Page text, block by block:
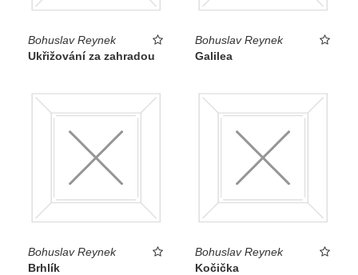
Bohuslav Reynek
Ukřižování za zahradou
Bohuslav Reynek
Galilea
Bohuslav Reynek
Brhlík
Bohuslav Reynek
Kočička